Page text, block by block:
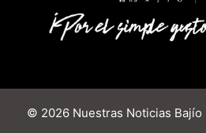
© 2026 Nuestras Noticias Bajío